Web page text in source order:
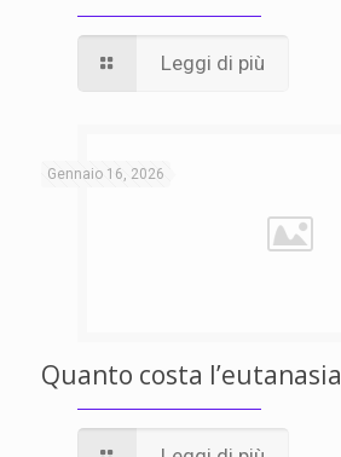
Leggi di più
Gennaio 16, 2026
Quanto costa l’eutanasia